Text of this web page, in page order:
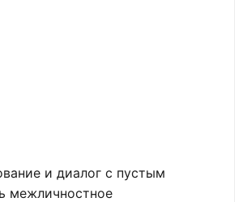
и диалог с пустым
межличностное